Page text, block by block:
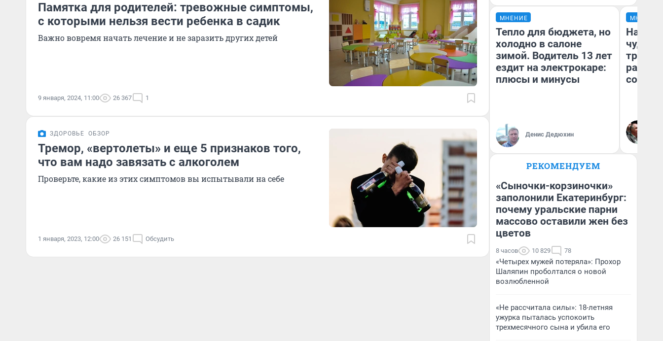
Памятка для родителей: тревожные симптомы,
с которыми нельзя вести ребенка в садик
Важно вовремя начать лечение и не заразить других детей
9 января, 2024, 11:00 26 367 1
ЗДОРОВЬЕ ОБЗОР
Тремор, «вертолеты» и еще 5 признаков того,
что вам надо завязать с алкоголем
Проверьте, какие из этих симптомов вы испытывали на себе
1 января, 2023, 12:00 26 151 Обсудить
МНЕНИЕ
Тепло для бюджета, но
холодно в салоне
зимой. Водитель 13 лет
ездит на электрокаре:
плюсы и минусы
Денис Дедюхин
МНЕНИЕ
чудом
РЕКОМЕНДУЕМ
«Сыночки-корзиночки»
заполонили Екатеринбург:
почему уральские парни
массово оставили жен без
цветов
8 часов 10 829 78
«Четырех мужей потеряла»: Прохор
Шаляпин проболтался о новой
возлюбленной
«Не рассчитала силы»: 18-летняя
ужурка пыталась успокоить
трехмесячного сына и убила его